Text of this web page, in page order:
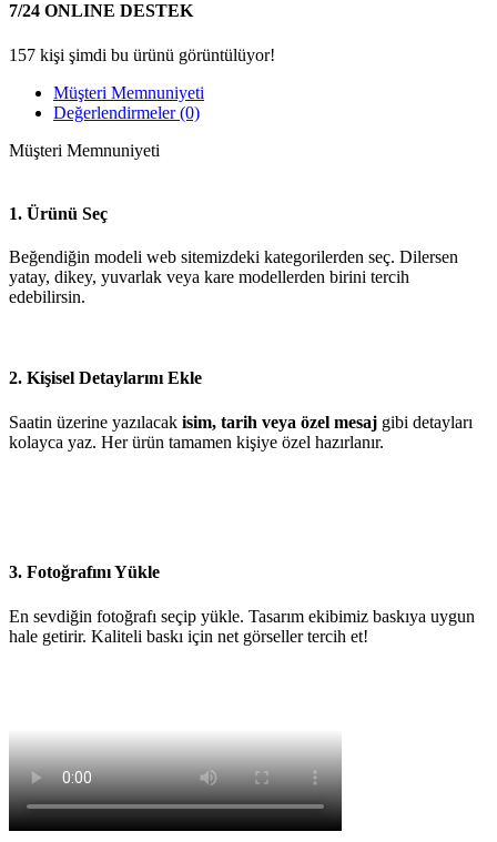
7/24 ONLINE DESTEK
157 kişi şimdi bu ürünü görüntülüyor!
Müşteri Memnuniyeti
Değerlendirmeler (0)
Müşteri Memnuniyeti
1. Ürünü Seç
Beğendiğin modeli web sitemizdeki kategorilerden seç. Dilersen
yatay, dikey, yuvarlak veya kare modellerden birini tercih
edebilirsin.
2. Kişisel Detaylarını Ekle
Saatin üzerine yazılacak isim, tarih veya özel mesaj gibi detayları
kolayca yaz. Her ürün tamamen kişiye özel hazırlanır.
3. Fotoğrafını Yükle
En sevdiğin fotoğrafı seçip yükle. Tasarım ekibimiz baskıya uygun
hale getirir. Kaliteli baskı için net görseller tercih et!